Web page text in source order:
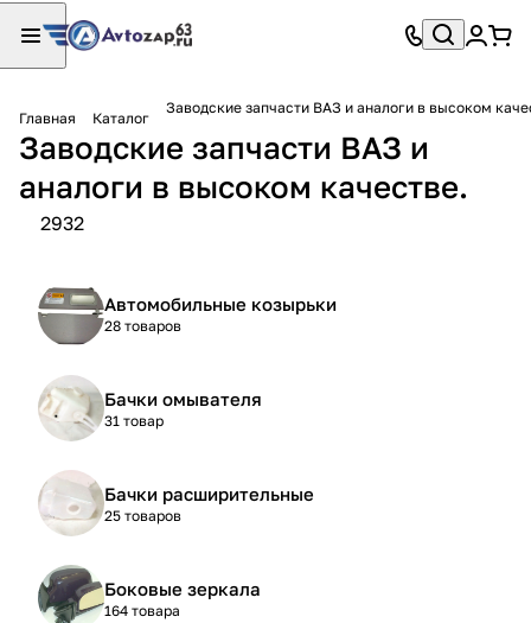
Главная Каталог
Заводские запчасти ВАЗ и аналоги в высоком
Заводские запчасти ВАЗ и
аналоги в высоком качестве.
2932
Автомобильные козырьки
28 товаров
Бачки омывателя
31 товар
Бачки расширительные
25 товаров
Боковые зеркала
164 товара